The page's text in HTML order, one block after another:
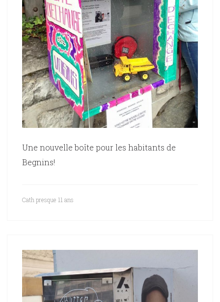
Une nouvelle boîte pour les habitants de
Begnins!
Cath presque 11 ans